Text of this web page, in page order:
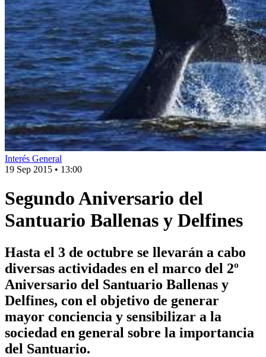
Interés General
19 Sep 2015 • 13:00
Segundo Aniversario del
Santuario Ballenas y Delfines
Hasta el 3 de octubre se llevarán a cabo
diversas actividades en el marco del 2º
Aniversario del Santuario Ballenas y
Delfines, con el objetivo de generar
mayor conciencia y sensibilizar a la
sociedad en general sobre la importancia
del Santuario.